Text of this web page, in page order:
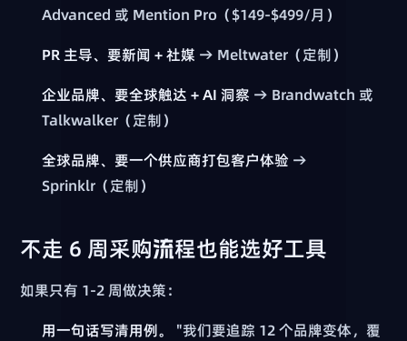
Advanced 或 Mention Pro（$149-$499/月）
PR 主导、要新闻 + 社媒 → Meltwater（定制）
企业品牌、要全球触达 + AI 洞察 → Brandwatch 或
Talkwalker（定制）
全球品牌、要一个供应商打包客户体验 →
Sprinklr（定制）
不走 6 周采购流程也能选好工具
如果只有 1-2 周做决策：
用一句话写清用例。
"我们要追踪 12 个品牌变体，覆